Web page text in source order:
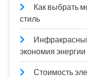
Как выбрать
стиль
экономия энергии
Стоимость